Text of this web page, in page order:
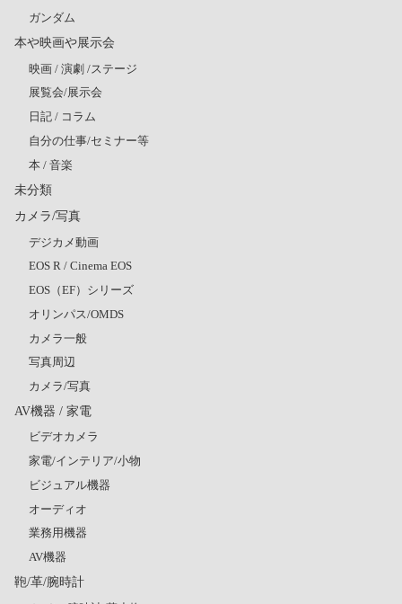
ガンダム
本や映画や展示会
映画 / 演劇 /ステージ
展覧会/展示会
日記 / コラム
自分の仕事/セミナー等
本 / 音楽
未分類
カメラ/写真
デジカメ動画
EOS R / Cinema EOS
EOS（EF）シリーズ
オリンパス/OMDS
カメラ一般
写真周辺
カメラ/写真
AV機器 / 家電
ビデオカメラ
家電/インテリア/小物
ビジュアル機器
オーディオ
業務用機器
AV機器
鞄/革/腕時計